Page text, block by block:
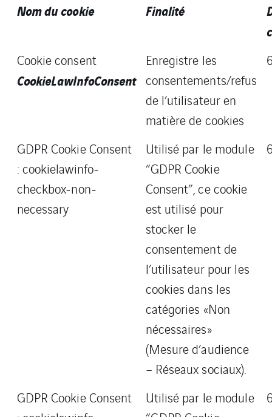
Nom du cookie Finalité
Cookie consent
CookieLawInfoConsent
Enregistre les
consentements/refus
de l’utilisateur en
matière de cookies
GDPR Cookie Consent
: cookielawinfo-
checkbox-non-
necessary
Utilisé par le module
“GDPR Cookie
Consent”, ce cookie
est utilisé pour
stocker le
consentement de
l’utilisateur pour les
cookies dans les
catégories «Non
nécessaires»
(Mesure d’audience
– Réseaux sociaux).
GDPR Cookie Consent
Utilisé par le module